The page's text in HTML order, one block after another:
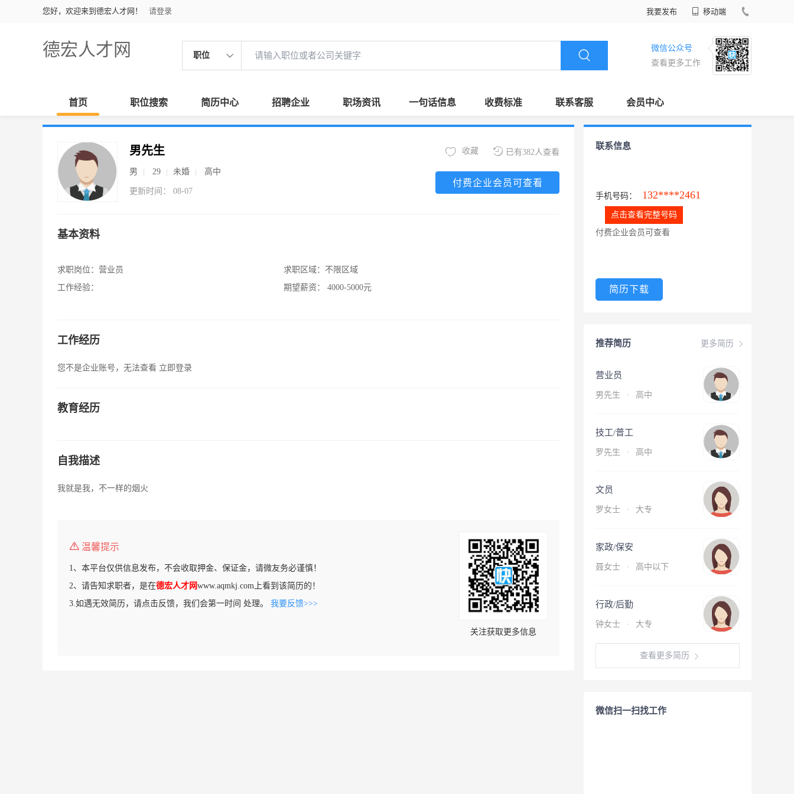
您好，欢迎来到德宏人才网！ 请登录 我要发布 移动端
德宏人才网 职位
微信公众号
查看更多工作
首页 职位搜索 简历中心 招聘企业 职场资讯 一句话信息 收费标准 联系客服 会员中心
男先生
男 29 未婚 高中
更新时间： 08-07
已有382人查看
收藏
付费企业会员可查看
基本资料
求职岗位： 营业员
工作经验：
求职区域： 不限区域
期望薪资：
4000-5000元
工作经历
您不是企业账号，无法查看 立即登录
教育经历
自我描述
我就是我，不一样的烟火
温馨提示
1、本平台仅供信息发布，不会收取押金、保证金，请微友务必谨慎！
2、请告知求职者，是在德宏人才网www.aqmkj.com上看到该简历的！
3.如遇无效简历，请点击反馈，我们会第一时间 处理。 我要反馈>>>
关注获取更多信息
联系信息
手机号码： 132****2461
点击查看完整号码
付费企业会员可查看
简历下载
更多简历
推荐简历
营业员
男先生 · 高中
技工/普工
罗先生 · 高中
文员
罗女士 · 大专
家政/保安
聂女士 · 高中以下
行政/后勤
钟女士 · 大专
查看更多简历
微信扫一扫找工作